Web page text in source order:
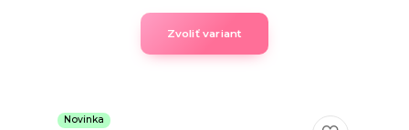
Zvoliť variant
Novinka